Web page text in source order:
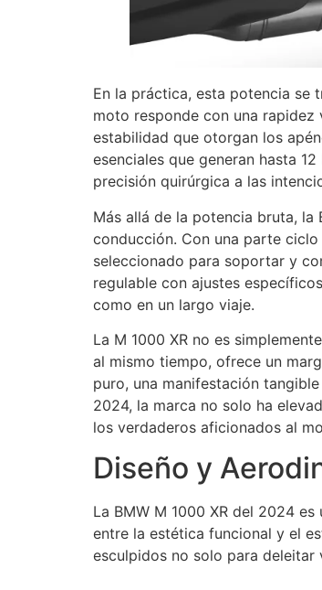
En la práctica, esta potencia se
moto responde con una
estabilidad que otorgan los
esenciales que generan hasta
precisión quirúrgica a las
Más allá de la potencia bruta, la
conducción. Con una parte
seleccionado para soportar y
regulable con ajustes
como en un largo viaje.
La M 1000 XR no es
al mismo tiempo, ofrece un
puro, una manifestación
2024, la marca no solo ha
los verdaderos aficionados al
Diseño y
La BMW M 1000 XR del 2024
entre la estética funcional y el
esculpidos no solo para